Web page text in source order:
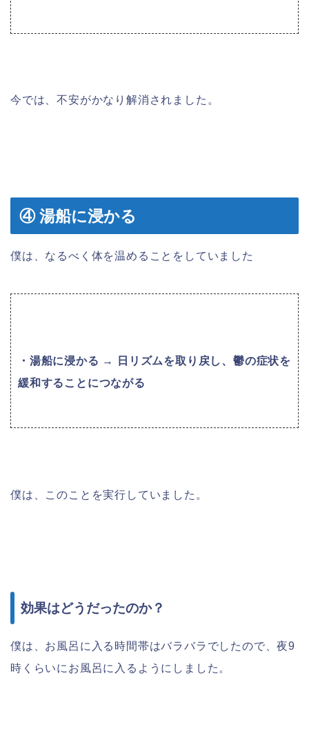
今では、不安がかなり解消されました。
④ 湯船に浸かる
僕は、なるべく体を温めることをしていました
・湯船に浸かる → 日リズムを取り戻し、鬱の症状を
緩和することにつながる
僕は、このことを実行していました。
効果はどうだったのか？
僕は、お風呂に入る時間帯はバラバラでしたので、夜9
時くらいにお風呂に入るようにしました。